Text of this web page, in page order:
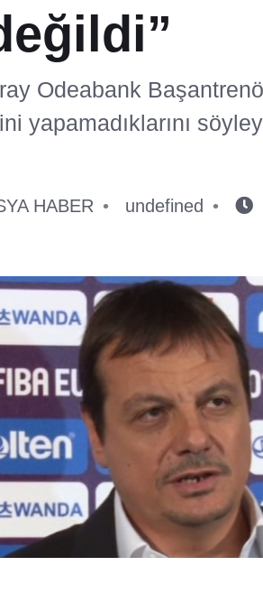
Odeabank
yapamadıklarını
HABER undefined